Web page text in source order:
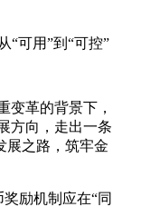
“可用”到“可控”
变革的背景下，
方向，走出一条
展之路，筑牢金
奖励机制应在“同